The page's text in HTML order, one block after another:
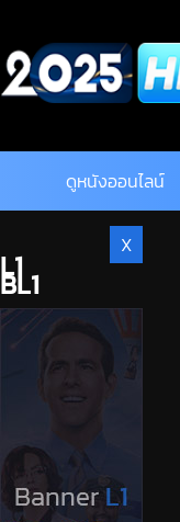
content
ดูหนังออนไลน์
BL1
BL2
X
L1